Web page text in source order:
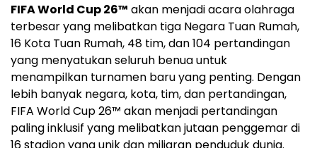
FIFA World Cup 26™ akan menjadi acara olahraga
terbesar yang melibatkan tiga Negara Tuan Rumah,
16 Kota Tuan Rumah, 48 tim, dan 104 pertandingan
yang menyatukan seluruh benua untuk
menampilkan turnamen baru yang penting. Dengan
lebih banyak negara, kota, tim, dan pertandingan,
FIFA World Cup 26™ akan menjadi pertandingan
paling inklusif yang melibatkan jutaan penggemar di
16 stadion yang unik dan miliaran penduduk dunia.